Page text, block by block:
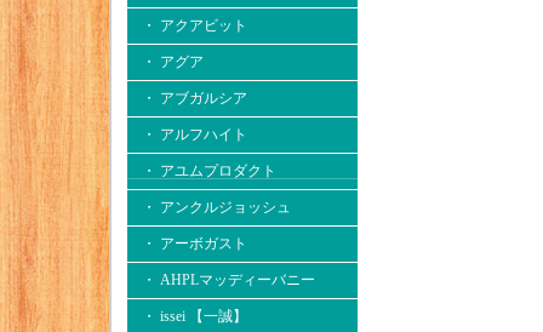
・ アクアビット
・ アグア
・ アブガルシア
・ アルフハイト
・ アユムプロダクト
・ アンクルジョッシュ
・ アーボガスト
・ AHPLマッディーバニー
・ issei 【一誠】